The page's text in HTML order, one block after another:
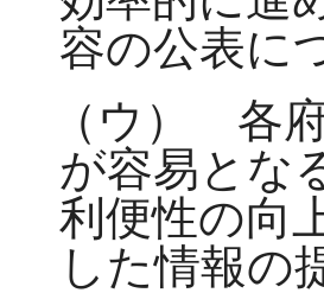
容の公表に
（ウ） 各
が容易とな
利便性の向
した情報の